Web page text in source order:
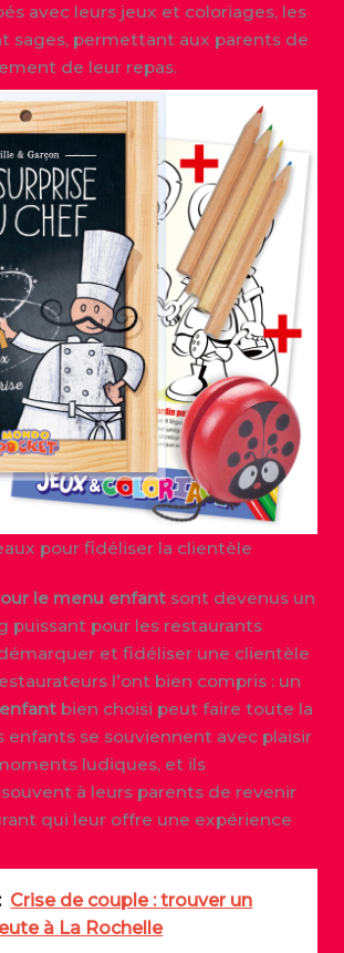
avec leurs jeux et coloriages, les
sages, permettant aux parents de
de leur repas.
pour fidéliser la clientèle
le menu enfantsont devenus un
puissant pour les restaurants
et fidéliser une clientèle
l’ont bien compris : un
bien choisi peut faire toute la
enfants se souviennent avec plaisir
ludiques, et ils
à leurs parents de revenir
qui leur offre une expérience
Crise de couple : trouver un
à La Rochelle